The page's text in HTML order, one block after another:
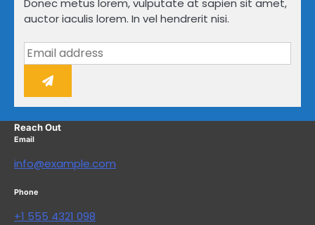
Donec metus lorem, vulputate at sapien sit amet,
auctor iaculis lorem. In vel hendrerit nisi.
Reach Out
Email
info@example.com
Phone
+1 555 4321 098